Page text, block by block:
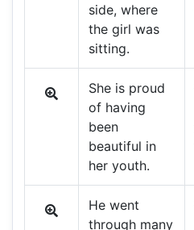
side, where
the girl was
sitting.
She is proud
of having
been
beautiful in
her youth.
He went
through many